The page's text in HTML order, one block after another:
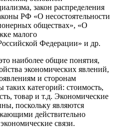
закон распределения
РФ «О несостоятельности
обществах», «О
малого
Федерации» и др.
наиболее общие понятия,
экономических явлений,
и сторонам
категорий: стоимость,
товар и т.д. Экономические
поскольку являются
действительно
связи.